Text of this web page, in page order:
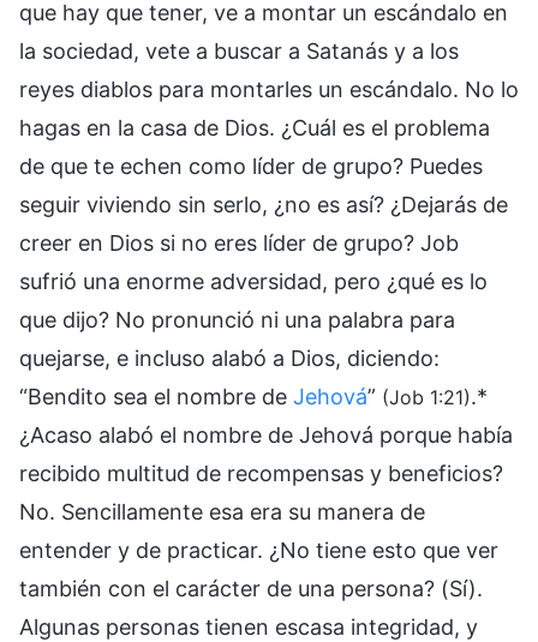
que hay que tener, ve a montar un escándalo en
la sociedad, vete a buscar a Satanás y a los
reyes diablos para montarles un escándalo. No lo
hagas en la casa de Dios. ¿Cuál es el problema
de que te echen como líder de grupo? Puedes
seguir viviendo sin serlo, ¿no es así? ¿Dejarás de
creer en Dios si no eres líder de grupo? Job
sufrió una enorme adversidad, pero ¿qué es lo
que dijo? No pronunció ni una palabra para
quejarse, e incluso alabó a Dios, diciendo:
“Bendito sea el nombre de Jehová” (Job 1:21).*
¿Acaso alabó el nombre de Jehová porque había
recibido multitud de recompensas y beneficios?
No. Sencillamente esa era su manera de
entender y de practicar. ¿No tiene esto que ver
también con el carácter de una persona? (Sí).
Algunas personas tienen escasa integridad, y